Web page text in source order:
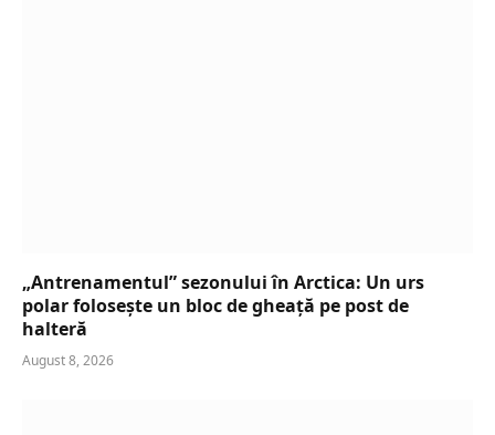
„Antrenamentul” sezonului în Arctica: Un urs
polar folosește un bloc de gheață pe post de
halteră
August 8, 2026